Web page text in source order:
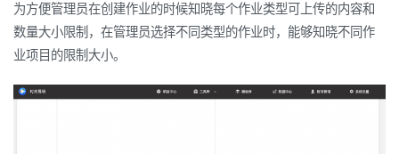
为方便管理员在创建作业的时候知晓每个作业类型可上传的内容和
数量大小限制，在管理员选择不同类型的作业时，能够知晓不同作
业项目的限制大小。